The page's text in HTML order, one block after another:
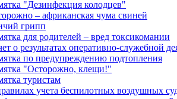
"Дезинфекция колодцев"
– африканская чума свиней
грипп
для родителей – вред токсикомании
о результатах оперативно-служебной
по предупреждению подтопления
"Осторожно, клещи!"
туристам
учета беспилотных воздушных